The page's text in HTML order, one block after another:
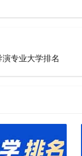
专业大学排名